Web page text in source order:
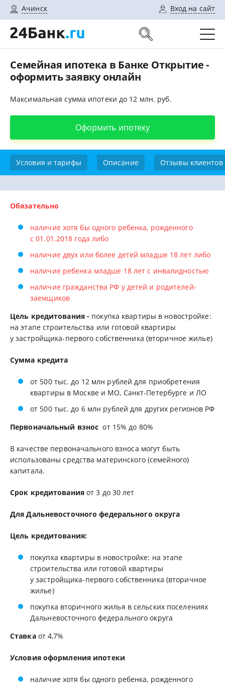
Ачинск Вход на сайт
Семейная ипотека в Банке Открытие -
оформить заявку онлайн
Максимальная сумма ипотеки до 12 млн. руб.
Оформить ипотеку
Условия и тарифы Описание Отзывы клиентов
Обязательно
наличие хотя бы одного ребенка, рожденного
с 01.01.2018 года либо
наличие двух или более детей младше 18 лет либо
наличие ребенка младше 18 лет с инвалидностью
наличие гражданства РФ у детей и родителей-
заемщиков
Цель кредитования - покупка квартиры в новостройке:
на этапе строительства или готовой квартиры
у застройщика-первого собственника (вторичное жилье)
Сумма кредита
от 500 тыс. до 12 млн рублей для приобретения
квартиры в Москве и МО, Санкт-Петербурге и ЛО
от 500 тыс. до 6 млн рублей для других регионов РФ
Первоначальный взносот 15% до 80%
В качестве первоначального взноса могут быть
использованы средства материнского (семейного)
капитала.
Срок кредитованияот 3 до 30 лет
Для Дальневосточного федерального округа
Цель кредитования:
покупка квартиры в новостройке: на этапе
строительства или готовой квартиры
у застройщика-первого собственника (вторичное
жилье)
покупка вторичного жилья в сельских поселениях
Дальневосточного федерального округа
Ставка от 4,7%
Условия оформления ипотеки
наличие хотя бы одного ребенка, рожденного